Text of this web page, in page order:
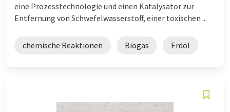
eine Prozesstechnologie und einen Katalysator zur
Entfernung von Schwefelwasserstoff, einer toxischen ...
chemische Reaktionen Biogas Erdöl